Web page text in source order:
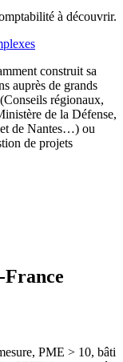
à découvrir.
construit sa
auprès de grands
régionaux,
de la Défense,
de Nantes…) ou
de projets
France
PME > 10, bâti